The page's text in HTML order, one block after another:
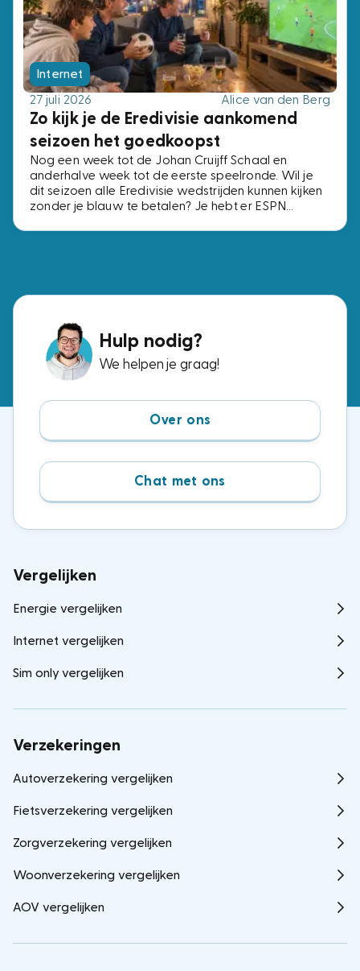
Internet
27 juli 2026
Alice van den Berg
Zo kijk je de Eredivisie aankomend
seizoen het goedkoopst
Nog een week tot de Johan Cruijff Schaal en
anderhalve week tot de eerste speelronde. Wil je
dit seizoen alle Eredivisie wedstrijden kunnen kijken
zonder je blauw te betalen? Je hebt er ESPN
Hulp nodig?
We helpen je graag!
Over ons
Chat met ons
Vergelijken
Energie vergelijken
Internet vergelijken
Sim only vergelijken
Verzekeringen
Autoverzekering vergelijken
Fietsverzekering vergelijken
Zorgverzekering vergelijken
Woonverzekering vergelijken
AOV vergelijken